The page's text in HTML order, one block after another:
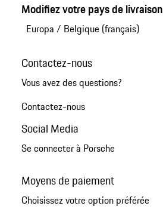
Modifiez votre pays de livraison
Europa / Belgique (français)
Contactez-nous
Vous avez des questions?
Contactez-nous
Social Media
Se connecter à Porsche
Moyens de paiement
Choisissez votre option préférée